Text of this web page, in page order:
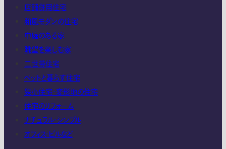
店舗併用住宅
和風モダンの住宅
中庭のある家
眺望を楽しむ家
二世帯住宅
ペットと暮らす住宅
狭小住宅・変形地の住宅
住宅のリフォーム
ナチュラル・シンプル
オフィス・ビルなど